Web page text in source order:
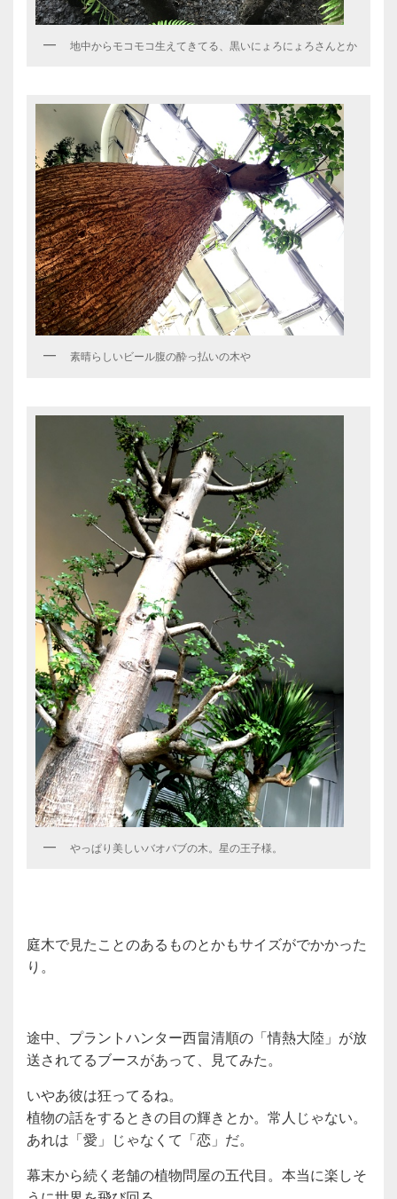
地中からモコモコ生えてきてる、黒いにょろにょろさんとか
素晴らしいビール腹の酔っ払いの木や
やっぱり美しいバオバブの木。星の王子様。
庭木で見たことのあるものとかもサイズがでかかった
り。
途中、プラントハンター西畠清順の「情熱大陸」が放
送されてるブースがあって、見てみた。
いやあ彼は狂ってるね。
植物の話をするときの目の輝きとか。常人じゃない。
あれは「愛」じゃなくて「恋」だ。
幕末から続く老舗の植物問屋の五代目。本当に楽しそ